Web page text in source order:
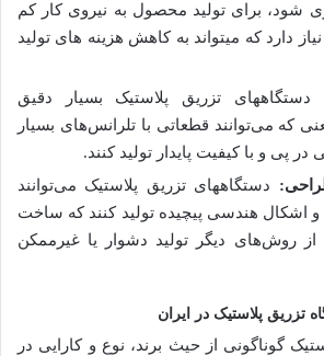
شود، برای تولید محصول به نیروی کار کم
دارد که می­تواند به کاهش هزینه های تولید
دستگاه­های تزریق پلاستیک بسیار دقیق
که می‌توانند قطعاتی با تلرانس‌های بسیار
پی و با کیفیت پایدار تولید کنند.
دستگاه­های تزریق پلاستیک می‌توانند
و اشکال هندسی پیچیده تولید کنند که ساخت
از روش‌های دیگر تولید دشوار یا غیرممکن
تزریق پلاستیک در ایران
گوناگونی از حیث برند، نوع و کارایی در